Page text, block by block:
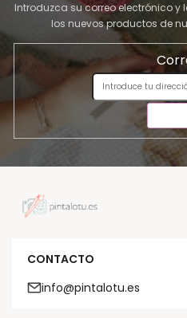
Introduzca su correo electrónico y
los nuevos productos de
CONTACTO
info@pintalotu.es